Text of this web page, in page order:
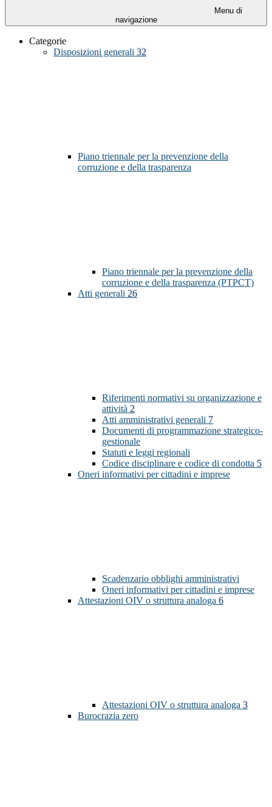
Menu di
navigazione
Categorie
Disposizioni generali 32
Piano triennale per la prevenzione della
corruzione e della trasparenza
Piano triennale per la prevenzione della
corruzione e della trasparenza (PTPCT)
Atti generali 26
Riferimenti normativi su organizzazione e
attività 2
Atti amministrativi generali 7
Documenti di programmazione strategico-
gestionale
Statuti e leggi regionali
Codice disciplinare e codice di condotta 5
Oneri informativi per cittadini e imprese
Scadenzario obblighi amministrativi
Oneri informativi per cittadini e imprese
Attestazioni OIV o struttura analoga 6
Attestazioni OIV o struttura analoga 3
Burocrazia zero